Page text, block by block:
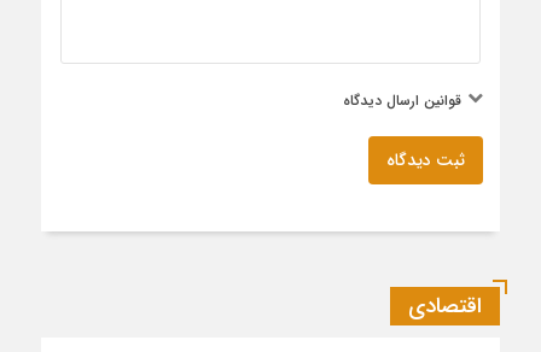
قوانین ارسال دیدگاه
ثبت دیدگاه
اقتصادی